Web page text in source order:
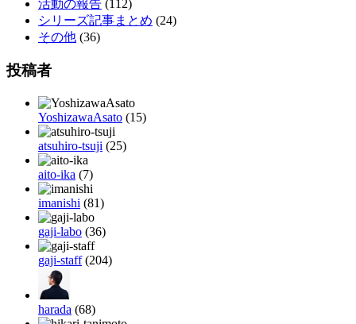
活動の報告 (112)
シリーズ記事まとめ (24)
その他 (36)
投稿者
YoshizawaAsato (15)
atsuhiro-tsuji (25)
aito-ika (7)
imanishi (81)
gaji-labo (36)
gaji-staff(204)
harada (68)